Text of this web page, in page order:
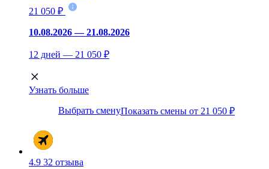
21 050 ₽
10.08.2026 — 21.08.2026
12 дней — 21 050 ₽
Узнать больше
Выбрать сменуПоказать смены от 21 050 ₽
4.9 32 отзыва